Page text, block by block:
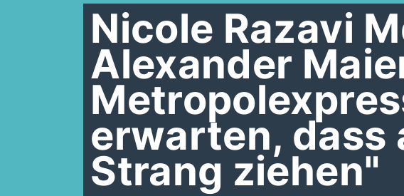
Nicole Razavi
Alexander
erwarten, dass
Strang ziehen"